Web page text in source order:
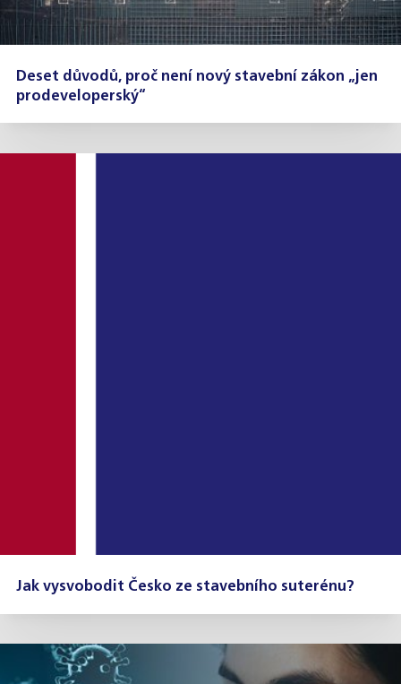
Deset důvodů, proč není nový stavební zákon „jen
prodeveloperský“
Jak vysvobodit Česko ze stavebního suterénu?